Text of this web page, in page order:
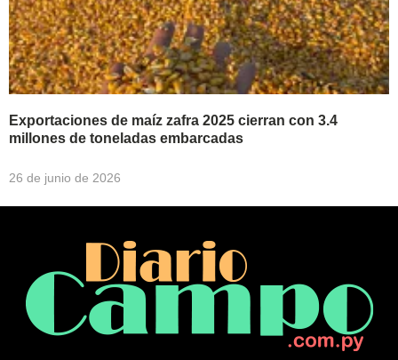
Exportaciones de maíz zafra 2025 cierran con 3.4
millones de toneladas embarcadas
26 de junio de 2026